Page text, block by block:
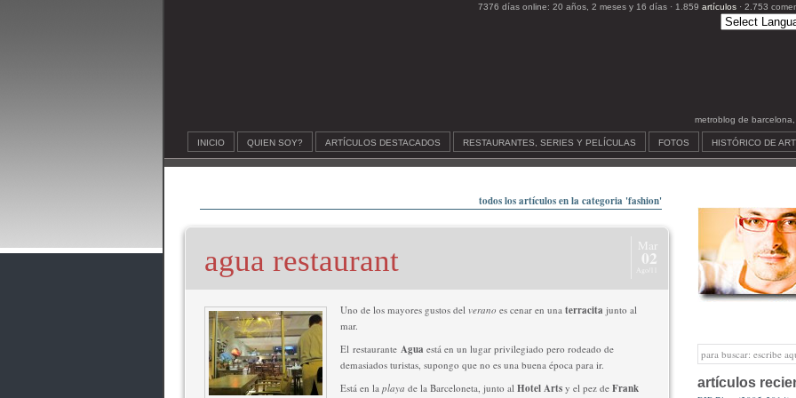
7376 días online: 20 años, 2 meses y 16 días · 1.859 artículos· 2.753
metroblog de
INICIO QUIEN SOY? ARTÍCULOS DESTACADOS RESTAURANTES, SERIES Y PELÍCULAS FOTOS HISTÓRICO DE
todos los artículos en la categoria 'fashion'
Mar
02
Ago/11
agua restaurant
Uno de los mayores gustos del verano es cenar en una terracita junto al
mar.
El restaurante Agua está en un lugar privilegiado pero rodeado de
demasiados turistas, supongo que no es una buena época para ir.
Está en la playa de la Barceloneta, junto al Hotel Artsy el pez deFrank
artículos